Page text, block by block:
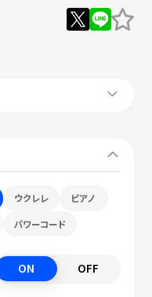
ウクレレ ピアノ
パワーコード
ON OFF